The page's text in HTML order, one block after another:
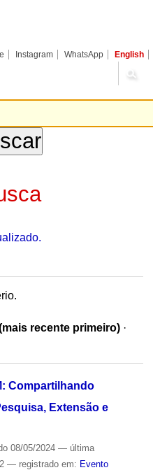
Instagram WhatsApp English
recente primeiro) ·
Compartilhando
Extensão e
08/05/2024 — última
— registrado em: Evento